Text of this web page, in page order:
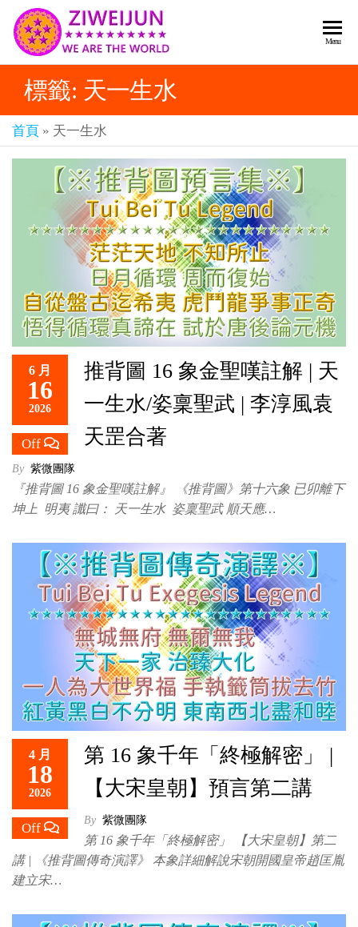
紫薇
《推
背
圖》
預
言-
紫薇
君寰
宇傳
奇官
網
樂
人
人
都
是
彌
賽
亞-
個
個
都
救
世
主
Menu
標籤: 天一生水
首頁 » 天一生水
6 月
16
2026
Off
推背圖 16 象金聖嘆註解 | 天
一生水/姿稟聖武 | 李淳風袁
天罡合著
By 紫微團隊
『推背圖 16 象金聖嘆註解』 《推背圖》第十六象 已卯離下
坤上 明夷 讖曰： 天一生水 姿稟聖武 順天應…
4 月
18
2026
Off
第 16 象千年「終極解密」 |
【大宋皇朝】預言第二講
By 紫微團隊
第 16 象千年「終極解密」 【大宋皇朝】第二
講 | 《推背圖傳奇演譯》 本象詳細解說宋朝開國皇帝趙匡胤
建立宋…